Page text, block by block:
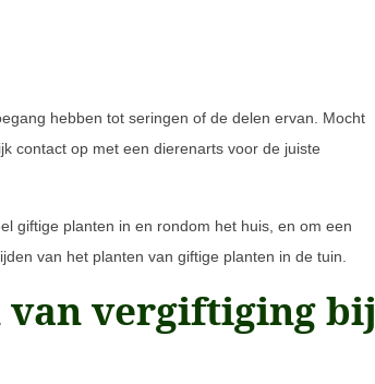
hebben tot seringen of de delen ervan. Mocht
contact op met een dierenarts voor de juiste
giftige planten in en rondom het huis, en om een
van het planten van giftige planten in de tuin.
van vergiftiging bij